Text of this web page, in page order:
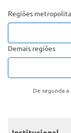
Regiões
Demais regiões
De segunda